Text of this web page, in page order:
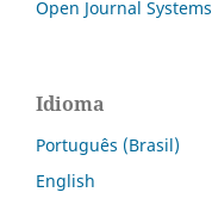
Open Journal Systems
Idioma
Português (Brasil)
English